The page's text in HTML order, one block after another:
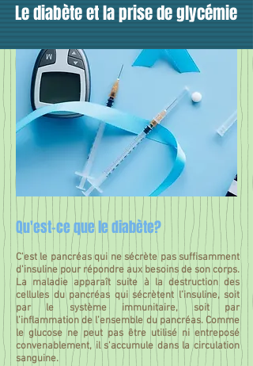
Le diabète et la prise de glycémie
Qu'est-ce que le diabète?
C'est le pancréas qui ne sécrète pas suffisamment
d'insuline pour répondre aux besoins de son corps.
La maladie apparaît suite à la destruction des
cellules du pancréas qui sécrètent l’insuline, soit
par le système immunitaire, soit par
l’inflammation de l’ensemble du pancréas. Comme
le glucose ne peut pas être utilisé ni entreposé
convenablement, il s'accumule dans la circulation
sanguine.